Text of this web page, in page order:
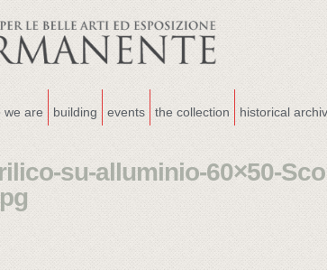
we are building events the collection historical
su-alluminio-60×50-